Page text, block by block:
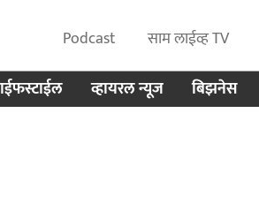
Podcast साम लाईव्ह TV
व्हायरल न्यूज बिझनेस